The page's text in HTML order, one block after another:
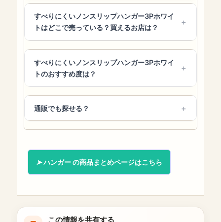
すべりにくいノンスリップハンガー3Pホワイ
トはどこで売っている？買えるお店は？
すべりにくいノンスリップハンガー3Pホワイ
トのおすすめ度は？
通販でも探せる？
ハンガー の商品まとめページはこちら
この情報を共有する